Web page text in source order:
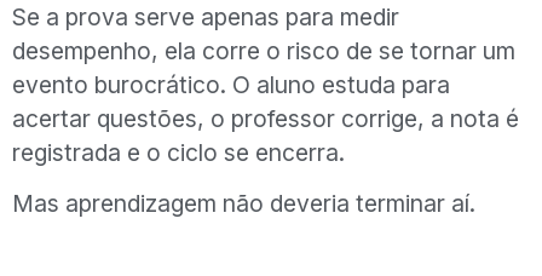
Se a prova serve apenas para medir
desempenho, ela corre o risco de se tornar um
evento burocrático. O aluno estuda para
acertar questões, o professor corrige, a nota é
registrada e o ciclo se encerra.
Mas aprendizagem não deveria terminar aí.